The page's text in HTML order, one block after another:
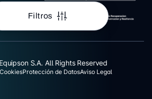
Filtros
S.A. All Rights Reserved
Protección de DatosAviso Legal